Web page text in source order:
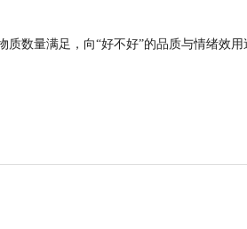
数量满足，向“好不好”的品质与情绪效用